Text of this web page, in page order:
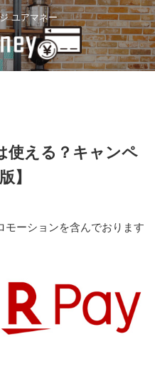
ユアマネー
使える？キャンペ
】
モーションを含んでおります